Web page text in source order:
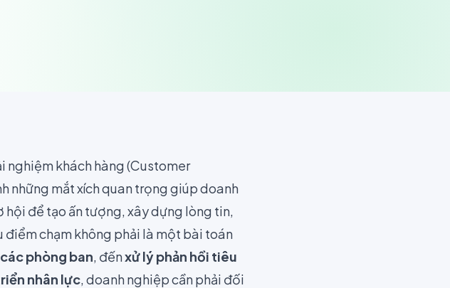
nghiệm khách hàng (Customer
những mắt xích quan trọng giúp doanh
để tạo ấn tượng, xây dựng lòng tin,
điểm chạm không phải là một bài toán
phòng ban, đếnxử lý phản hồi tiêu
nhân lực, doanh nghiệp cần phải đối